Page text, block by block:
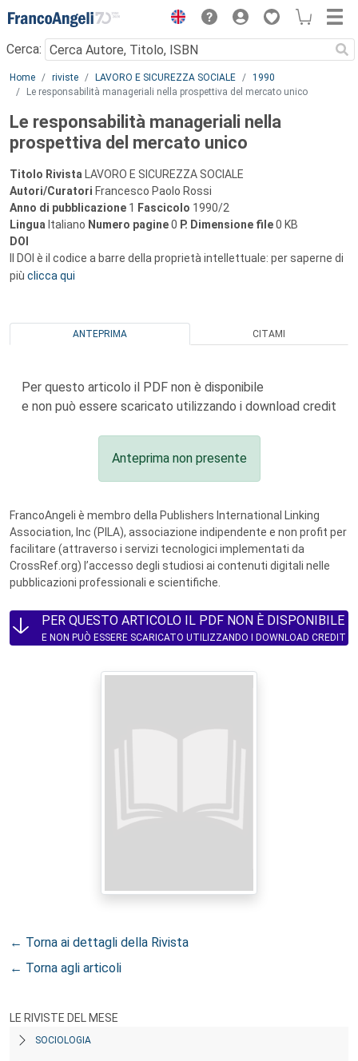
Menu
Cerca:
Main content
Home riviste LAVORO E SICUREZZA SOCIALE
1990
Le responsabilità manageriali nella prospettiva del mercato unico
Le responsabilità manageriali nella
prospettiva del mercato unico
Titolo Rivista LAVORO E SICUREZZA SOCIALE
Autori/Curatori Francesco Paolo Rossi
Anno di pubblicazione 1 Fascicolo 1990/2
Lingua Italiano Numero pagine0 P. Dimensione file0 KB
DOI
Il DOI è il codice a barre della proprietà intellettuale: per saperne di
più clicca qui
ANTEPRIMA CITAMI
Per questo articolo il PDF non è disponibile
e non può essere scaricato utilizzando i download credit
Anteprima non presente
FrancoAngeli è membro della Publishers International Linking
Association, Inc (PILA), associazione indipendente e non profit per
facilitare (attraverso i servizi tecnologici implementati da
CrossRef.org) l’accesso degli studiosi ai contenuti digitali nelle
pubblicazioni professionali e scientifiche.
PER QUESTO ARTICOLO IL PDF NON È DISPONIBILE
E NON PUÒ ESSERE SCARICATO UTILIZZANDO I DOWNLOAD CREDIT
← Torna ai dettagli della Rivista
← Torna agli articoli
LE RIVISTE DEL MESE
SOCIOLOGIA